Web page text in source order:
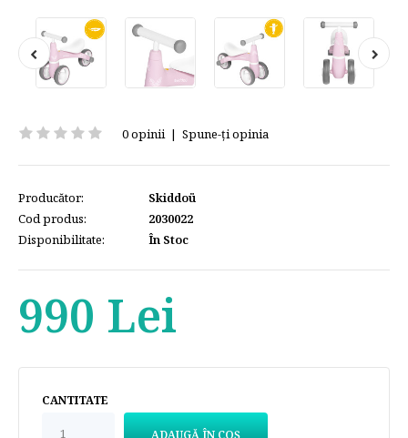
0 opinii| Spune-ţi opinia
Producător:
Skiddoü
Cod produs:
2030022
Disponibilitate:
În Stoc
990 Lei
CANTITATE